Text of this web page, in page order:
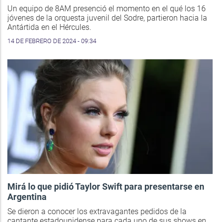
Un equipo de 8AM presenció el momento en el qué los 16
jóvenes de la orquesta juvenil del Sodre, partieron hacia la
Antártida en el Hércules.
14 DE FEBRERO DE 2024 - 09:34
Mirá lo que pidió Taylor Swift para presentarse en
Argentina
Se dieron a conocer los extravagantes pedidos de la